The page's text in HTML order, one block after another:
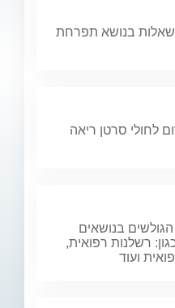
לשאלות בנושא תפרחת
לחולי סרטן ריאה
בנושאים
רשלנות רפואית,
ועוד